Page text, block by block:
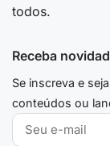
todos.
Receba
Se inscreva e
conteúdos ou